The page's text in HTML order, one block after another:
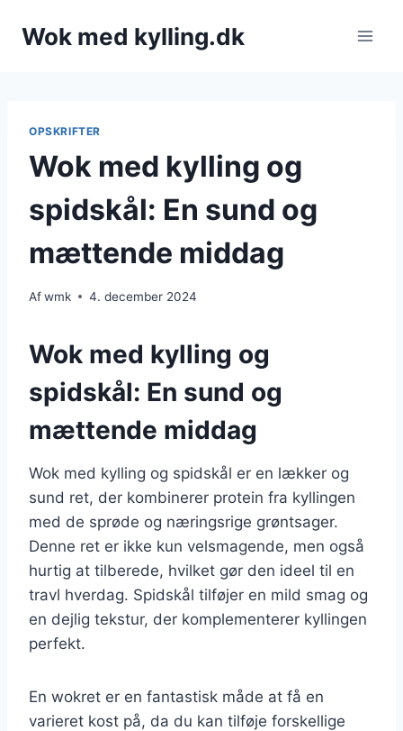
Wok med kylling.dk
OPSKRIFTER
Wok med kylling og
spidskål: En sund og
mættende middag
Afwmk 4. december 2024
Wok med kylling og
spidskål: En sund og
mættende middag
Wok med kylling og spidskål er en lækker og
sund ret, der kombinerer protein fra kyllingen
med de sprøde og næringsrige grøntsager.
Denne ret er ikke kun velsmagende, men også
hurtig at tilberede, hvilket gør den ideel til en
travl hverdag. Spidskål tilføjer en mild smag og
en dejlig tekstur, der komplementerer kyllingen
perfekt.
En wokret er en fantastisk måde at få en
varieret kost på, da du kan tilføje forskellige